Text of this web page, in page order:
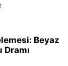
Beyaz
Dramı